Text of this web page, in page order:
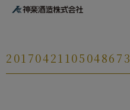
20170421105048673